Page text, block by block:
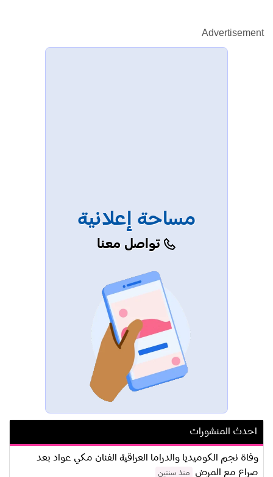
Advertisement
مساحة إعلانية
تواصل معنا
احدث المنشورات
وفاة نجم الكوميديا والدراما العراقية الفنان مكي عواد بعد
صراع مع المرض
منذ سنتين